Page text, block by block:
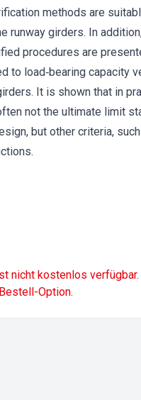
methods are
runway girders. In
procedures are
to load‐bearing capacity
It is shown that in
not the ultimate limit
but other criteria,
nicht kostenlos
Option.